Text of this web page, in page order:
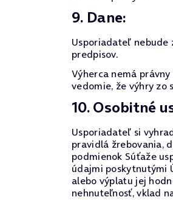
9. Dane:
Usporiadateľ nebude
predpisov.
Výherca nemá
vedomie, že výhry zo
10. Osobitné
Usporiadateľ si
pravidlá žrebovania,
podmienok Súťaže
údajmi poskytnutými
alebo výplatu jej
nehnuteľnosť, vklad